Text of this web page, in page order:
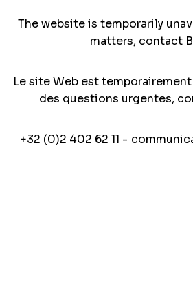
The website is temporarily
matters, contact
Le site Web est
des questions urgentes,
+32 (0)2 402 62 11 -